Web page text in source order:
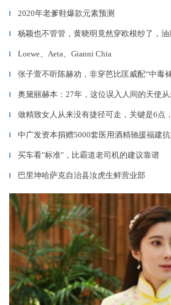
▎ 2020年老爹鞋爆款元素预测
▎ 杨颖也不管管，黄晓明竟然穿欧根纱了，油
▎ Loewe、Aeta、Gianni Chia
▎ 张子萱不听陈赫劝，非穿芭比匡威配“中毒袜
▎ 奥黛丽赫本：27年，这位误入人间的天使
▎ 做精致女人从来没有捷径可走，关键是6点
▎ 中广发资本捐赠5000套医用酒精驰援福建
▎ 买车看"标准"，比霸道老司机的建议靠谱
▎ 巴里坤哈萨克自治县汝虎生鲜营业部